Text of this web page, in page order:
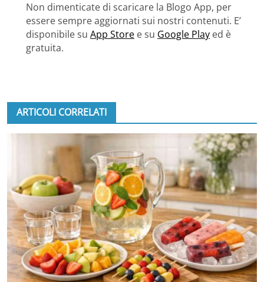
Non dimenticate di scaricare la Blogo App, per
essere sempre aggiornati sui nostri contenuti. E’
disponibile su App Store e su Google Play ed è
gratuita.
ARTICOLI CORRELATI